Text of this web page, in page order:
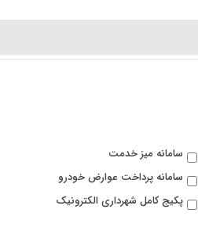
سامانه میز خدمت
سامانه پرداخت عوارض خودرو
پکیج کامل شهرداری الکترونیک